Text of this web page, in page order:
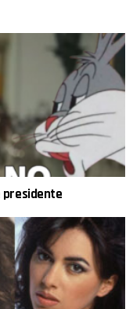
presidente